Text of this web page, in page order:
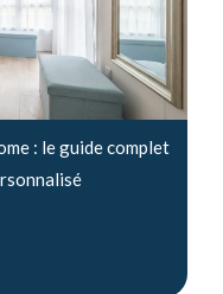
: le guide complet